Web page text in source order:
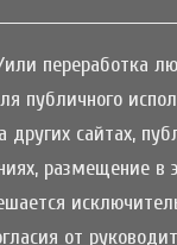
переработка
публичного
других сайтах,
размещение в
от